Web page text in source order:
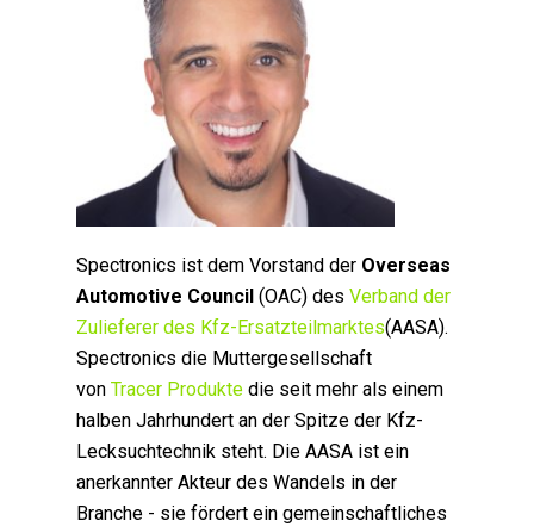
Spectronics ist dem Vorstand der Overseas
Automotive Council(OAC) desVerband der
Zulieferer des Kfz-Ersatzteilmarktes(AASA).
Spectronics die Muttergesellschaft
vonTracer Produkte die seit mehr als einem
halben Jahrhundert an der Spitze der Kfz-
Lecksuchtechnik steht. Die AASA ist ein
anerkannter Akteur des Wandels in der
Branche - sie fördert ein gemeinschaftliches